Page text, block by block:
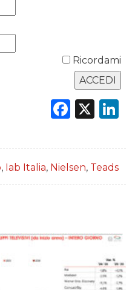
Ricordami
X
, Iab Italia, Nielsen, Teads